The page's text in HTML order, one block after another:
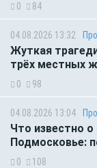
0 84
04.08.2026 13:32
Жуткая
трёх местных
0 98
04.08.2026 13:04
Что известно
Подмосковье:
0 108